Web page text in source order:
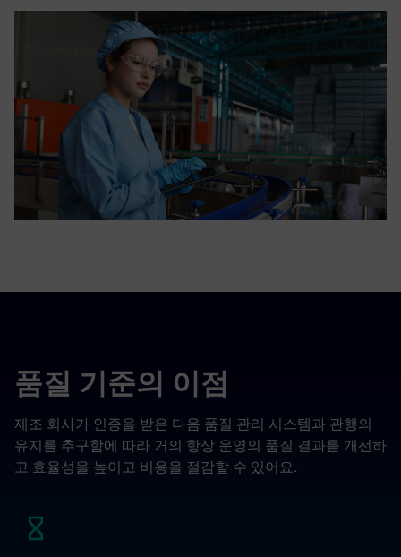
품질 기준의 이점
제조 회사가 인증을 받은 다음 품질 관리 시스템과 관행의
유지를 추구함에 따라 거의 항상 운영의 품질 결과를 개선하
고 효율성을 높이고 비용을 절감할 수 있어요.